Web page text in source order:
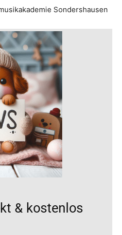
Sondershausen
& kostenlos